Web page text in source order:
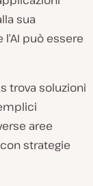
sua
può essere
trova soluzioni
aree
strategie